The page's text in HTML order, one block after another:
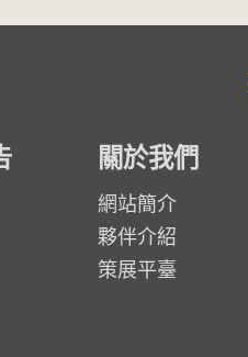
關於我們
網站簡介
夥伴介紹
策展平臺